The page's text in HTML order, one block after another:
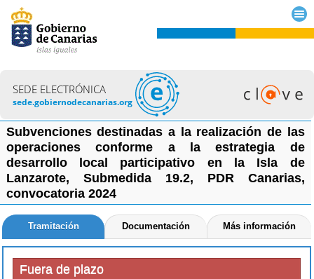
SEDE ELECTRÓNICA
sede.gobiernodecanarias.org
Subvenciones destinadas a la realización de las
operaciones conforme a la estrategia de
desarrollo local participativo en la Isla de
Lanzarote, Submedida 19.2, PDR Canarias,
convocatoria 2024
Tramitación Documentación Más información
Fuera de plazo